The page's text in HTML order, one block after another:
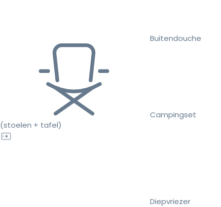
Buitendouche
Campingset
(stoelen + tafel)
Diepvriezer